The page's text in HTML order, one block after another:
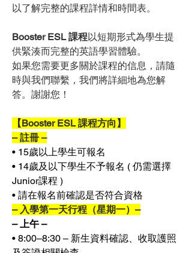
以了解完整的課程詳情和時間表。
Booster ESL 課程以短期形式為學生提
供緊湊而完整的英語學習體驗。
如果您需要更多關於課程的信息，請隨
時與我們聯繫，我們將詳細地為您解
答。謝謝您！
【Booster ESL 課程方向】
– 註冊 –
• 15歲以上學生可報名
• 14歲及以下學生不予報名 ( 仍需選擇
Junior課程 )
• 請在報名前確認是否符合資格
– 入學第一天行程（星期一）–
– 上午 –
• 8:00–8:30 – 新生資料確認、收取護照